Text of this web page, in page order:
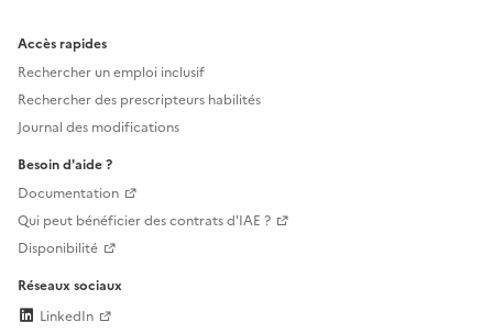
Accès rapides
Rechercher un emploi inclusif
Rechercher des prescripteurs habilités
Journal des modifications
Besoin d'aide ?
Documentation
Qui peut bénéficier des contrats d'IAE ?
Disponibilité
Réseaux sociaux
LinkedIn